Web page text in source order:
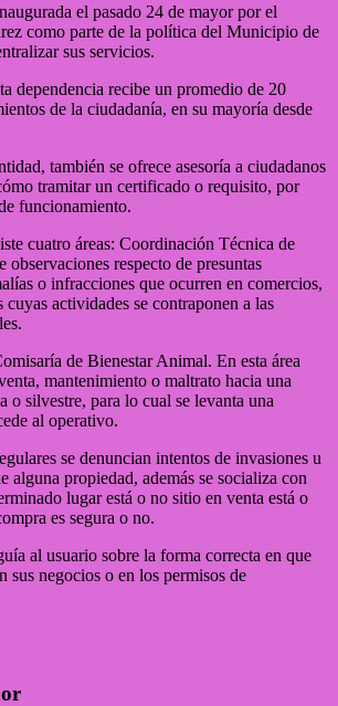
el pasado 24 de mayor por el
como parte de la política del Municipio de
sus servicios.
dependencia recibe un promedio de 20
de la ciudadanía, en su mayoría desde
también se ofrece asesoría a ciudadanos
tramitar un certificado o requisito, por
funcionamiento.
cuatro áreas: Coordinación Técnica de
observaciones respecto de presuntas
o infracciones que ocurren en comercios,
actividades se contraponen a las
de Bienestar Animal. En esta área
mantenimiento o maltrato hacia una
o silvestre, para lo cual se levanta una
al operativo.
se denuncian intentos de invasiones u
alguna propiedad, además se socializa con
lugar está o no sitio en venta está o
es segura o no.
al usuario sobre la forma correcta en que
sus negocios o en los permisos de